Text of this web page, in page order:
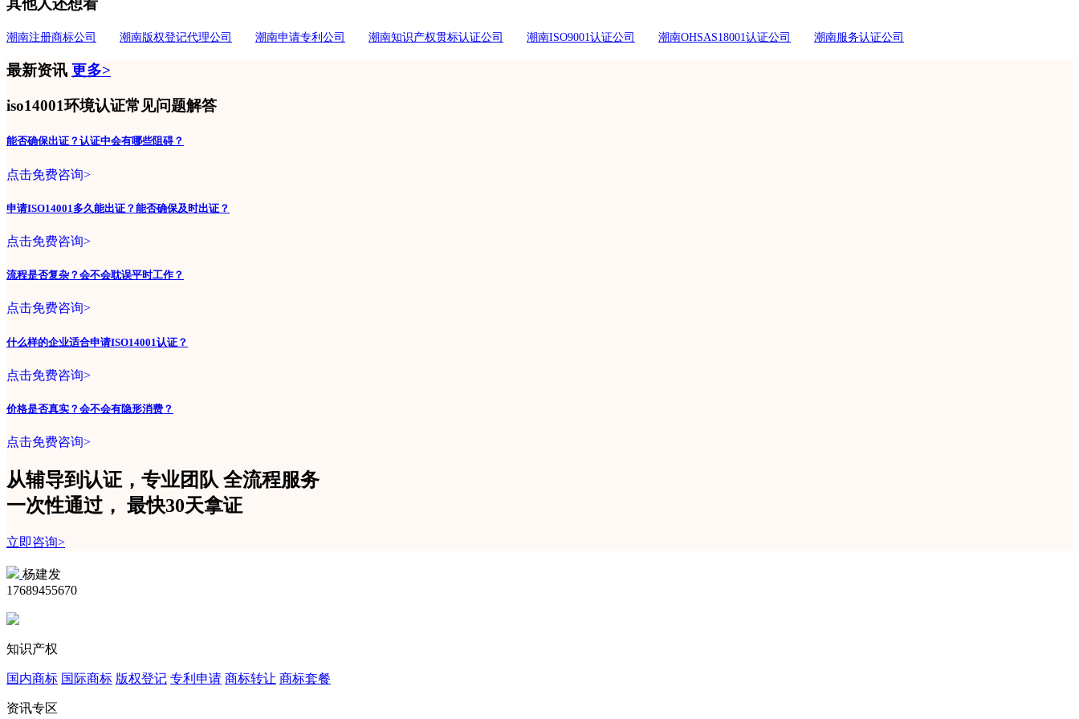
其他人还想看
潮南注册商标公司 潮南版权登记代理公司 潮南申请专利公司 潮南知识产权贯标认证公司 潮南ISO9001认证公司 潮南OHSAS18001认证公司 潮南服务认证公司
最新资讯 更多>
iso14001环境认证常见问题解答
能否确保出证？认证中会有哪些阻碍？
点击免费咨询>
申请ISO14001多久能出证？能否确保及时出证？
点击免费咨询>
流程是否复杂？会不会耽误平时工作？
点击免费咨询>
什么样的企业适合申请ISO14001认证？
点击免费咨询>
价格是否真实？会不会有隐形消费？
点击免费咨询>
从辅导到认证，专业团队 全流程服务
一次性通过， 最快30天拿证
立即咨询>
杨建发
17689455670
知识产权
国内商标 国际商标 版权登记 专利申请 商标转让 商标套餐
资讯专区